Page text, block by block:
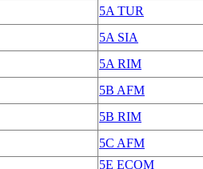
5A TUR
5A SIA
5A RIM
5B AFM
5B RIM
5C AFM
5E ECOM